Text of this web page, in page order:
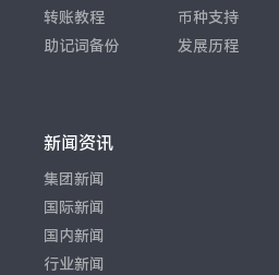
转账教程
助记词备份
币种支持
发展历程
新闻资讯
集团新闻
国际新闻
国内新闻
行业新闻